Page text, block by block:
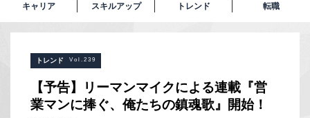
キャリア スキルアップ トレンド 転職
トレンド Vol.239
【予告】リーマンマイクによる連載『営
業マンに捧ぐ、俺たちの鎮魂歌』開始！